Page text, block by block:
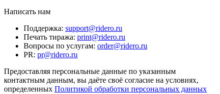
Написать нам
Поддержка: support@ridero.ru
Печать тиража: print@ridero.ru
Вопросы по услугам: order@ridero.ru
PR: pr@ridero.ru
Предоставляя персональные данные по указанным
контактным данным, вы даёте своё согласие на условиях,
определенных Политикой обработки персональных данных